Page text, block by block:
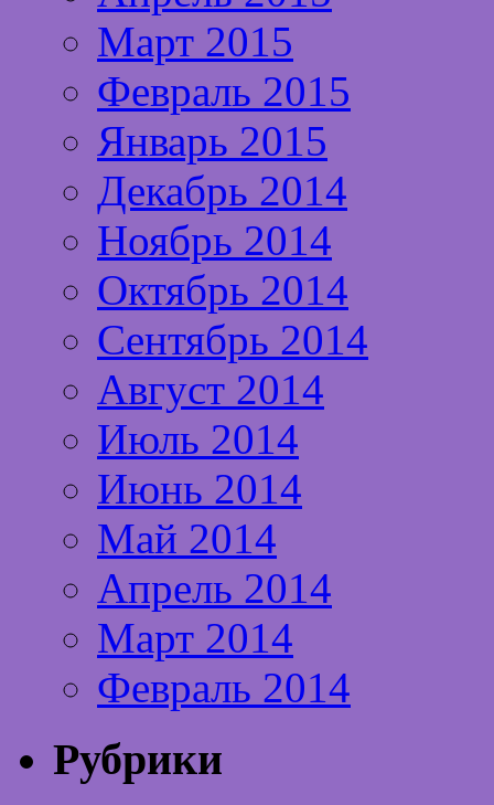
Март 2015
Февраль 2015
Январь 2015
Декабрь 2014
Ноябрь 2014
Октябрь 2014
Сентябрь 2014
Август 2014
Июль 2014
Июнь 2014
Май 2014
Апрель 2014
Март 2014
Февраль 2014
Рубрики